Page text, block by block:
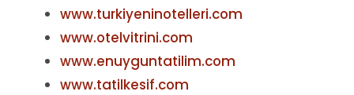
www.turkiyeninotelleri.com
www.otelvitrini.com
www.enuyguntatilim.com
www.tatilkesif.com